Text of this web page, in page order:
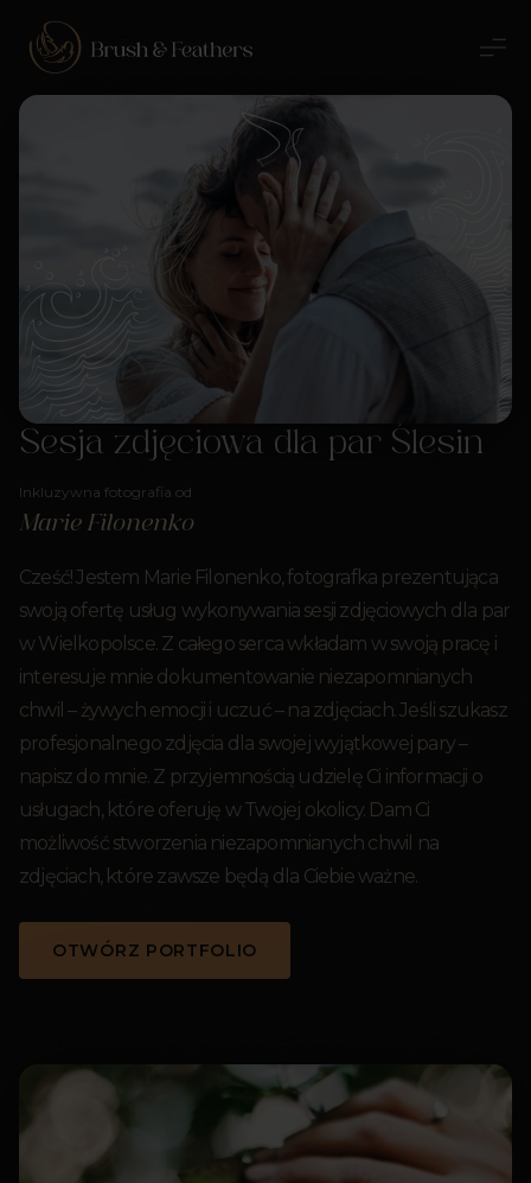
Sesja zdjęciowa dla par Ślesin
Inkluzywna fotografia od
Marie Filonenko
Cześć! Jestem Marie Filonenko, fotografka prezentująca
swoją ofertę usług wykonywania sesji zdjęciowych dla par
w Wielkopolsce. Z całego serca wkładam w swoją pracę i
interesuje mnie dokumentowanie niezapomnianych
chwil – żywych emocji i uczuć – na zdjęciach. Jeśli szukasz
profesjonalnego zdjęcia dla swojej wyjątkowej pary –
napisz do mnie. Z przyjemnością udzielę Ci informacji o
usługach, które oferuję w Twojej okolicy. Dam Ci
możliwość stworzenia niezapomnianych chwil na
zdjęciach, które zawsze będą dla Ciebie ważne.
OTWÓRZ PORTFOLIO